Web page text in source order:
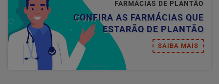
FARMÁCIAS DE PLANTÃO
CONFIRA AS FARMÁCIAS QUE
ESTARÃO DE PLANTÃO
SAIBA MAIS